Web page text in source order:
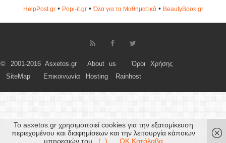
HelpPost.gr• Popi-it.gr•Όλα για τα Μαθηματικά• ΒeautyΒook.gr
© 2001-2016 Asxetos.gr About us
Όροι Χρήσης
SiteMap
Επικοινωνία Hosting Rainhost
Το asxetos.gr χρησιμοποιεί cookies για την εξατομίκευση
περιεχομένου και διαφημίσεων και την λειτουργία κάποιων
υπηρεσιών του.
(..) OK Κατάλαβα